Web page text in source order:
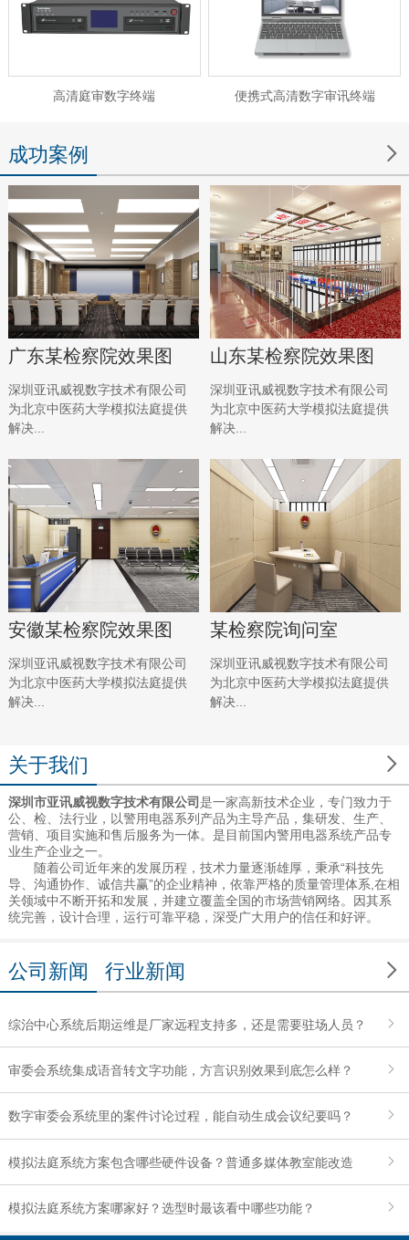
高清庭审数字终端 便携式高清数字审讯终端

成功案例
广东某检察院效果图
深圳亚讯威视数字技术有限公司
为北京中医药大学模拟法庭提供
解决...
山东某检察院效果图
深圳亚讯威视数字技术有限公司
为北京中医药大学模拟法庭提供
解决...
安徽某检察院效果图
深圳亚讯威视数字技术有限公司
为北京中医药大学模拟法庭提供
解决...
某检察院询问室
深圳亚讯威视数字技术有限公司
为北京中医药大学模拟法庭提供
解决...

关于我们
深圳市亚讯威视数字技术有限公司是一家高新技术企业，专门致力于
公、检、法行业，以警用电器系列产品为主导产品，集研发、生产、
营销、项目实施和售后服务为一体。是目前国内警用电器系统产品专
业生产企业之一。
随着公司近年来的发展历程，技术力量逐渐雄厚，秉承“科技先
导、沟通协作、诚信共赢”的企业精神，依靠严格的质量管理体系,在相
关领域中不断开拓和发展，并建立覆盖全国的市场营销网络。因其系
统完善，设计合理，运行可靠平稳，深受广大用户的信任和好评。

公司新闻 行业新闻
综治中心系统后期运维是厂家远程支持多，还是需要驻场人员？
审委会系统集成语音转文字功能，方言识别效果到底怎么样？
数字审委会系统里的案件讨论过程，能自动生成会议纪要吗？
模拟法庭系统方案包含哪些硬件设备？普通多媒体教室能改造
吗？
模拟法庭系统方案哪家好？选型时最该看中哪些功能？